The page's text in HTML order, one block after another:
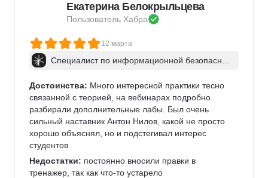
Екатерина Белокрыльцева
Пользователь Хабра
12 марта
Специалист по информационной безопаснос
Достоинства: Много интересной практики тесно
связанной с теорией, на вебинарах подробно
разбирали дополнительные лабы. Был очень
сильный наставник Антон Нилов, какой не просто
хорошо объяснял, но и подстегивал интерес
студентов
Недостатки: постоянно вносили правки в
тренажер, так как что-то устарело